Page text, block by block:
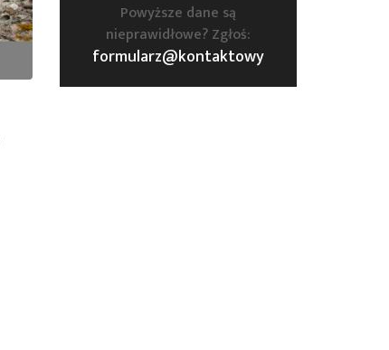
Powyższe dane są
nieprawidłowe? Zgłoś:
formularz@kontaktowy